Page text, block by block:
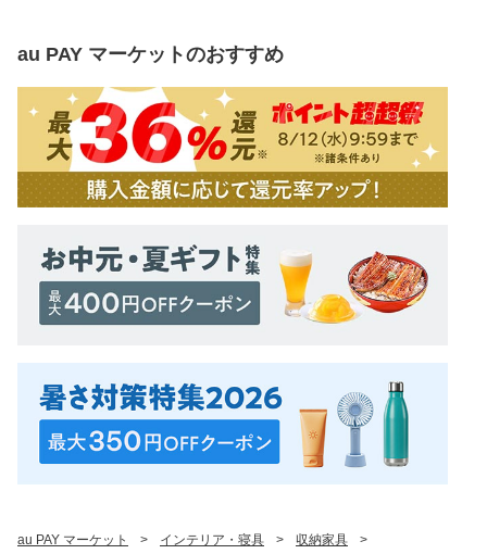
au PAY マーケットのおすすめ
au PAY マーケット > インテリア・寝具 > 収納家具
>